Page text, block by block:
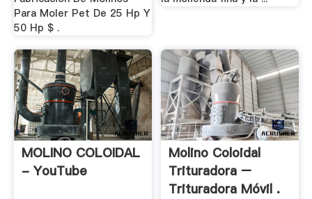
Para Moler Pet De 25 Hp Y
50 Hp $ .
MOLINO COLOIDAL
- YouTube
Molino Coloidal
Trituradora –
Trituradora Móvil .